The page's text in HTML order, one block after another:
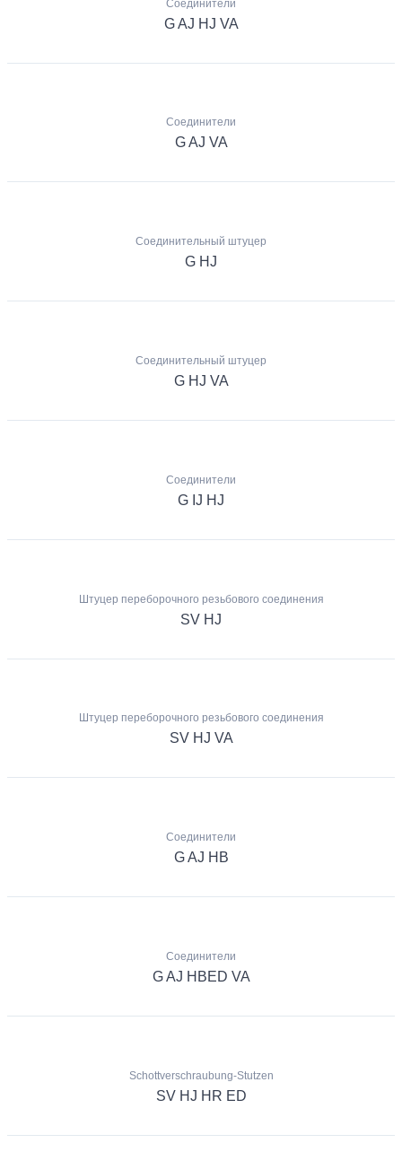
Соединители
G AJ HJ VA
Соединители
G AJ VA
Соединительный штуцер
G HJ
Соединительный штуцер
G HJ VA
Соединители
G IJ HJ
Штуцер переборочного резьбового соединения
SV HJ
Штуцер переборочного резьбового соединения
SV HJ VA
Соединители
G AJ HB
Соединители
G AJ HBED VA
Schottverschraubung-Stutzen
SV HJ HR ED